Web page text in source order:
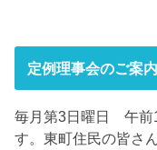
定例理事会のご案内
毎月第3日曜日 午前
す。東町住民の皆さ